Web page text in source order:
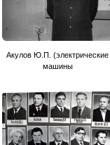
Акулов Ю.П. (электрические
машины